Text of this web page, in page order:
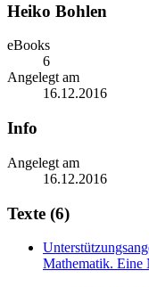
Heiko Bohlen
eBooks
6
Angelegt am
16.12.2016
Info
Angelegt am
16.12.2016
Texte (6)
Mathematik. Eine